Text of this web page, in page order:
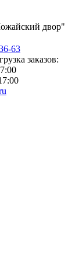
двор"
63
заказов: